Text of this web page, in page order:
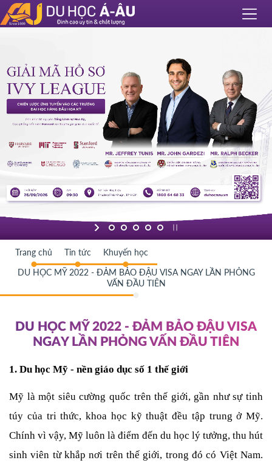
Trang chủ Tin tức Khuyến học
DU HỌC MỸ 2022 - ĐẢM BẢO ĐẬU VISA NGAY LẦN PHỎNG
VẤN ĐẦU TIÊN
DU HỌC MỸ 2022 - ĐẢM BẢO ĐẬU VISA
NGAY LẦN PHỎNG VẤN ĐẦU TIÊN
1. Du học Mỹ - nền giáo dục số 1 thế giới
Mỹ là một siêu cường quốc trên thế giới, gần như sự tinh
túy của tri thức, khoa học kỹ thuật đều tập trung ở Mỹ.
Chính vì vậy, Mỹ luôn là điểm đến du học lý tưởng, thu hút
sinh viên từ khắp nơi trên thế giới, trong đó có Việt Nam.